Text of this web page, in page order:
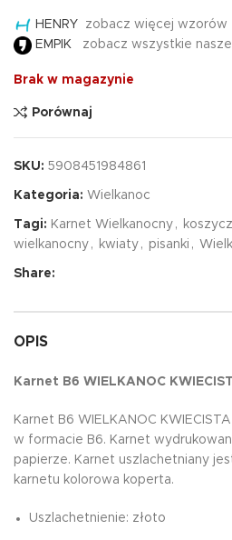
HENRY zobacz więcej wzorów
EMPIK zobacz wszystkie
Brak w magazynie
Porównaj
SKU: 5908451984861
Kategoria: Wielkanoc
Tagi: Karnet Wielkanocny ,
wielkanocny , kwiaty , pisanki ,
Share:
OPIS
Karnet B6 WIELKANOC
Karnet B6 WIELKANOC
w formacie B6. Karnet
papierze. Karnet uszlachetniany
karnetu kolorowa koperta.
Uszlachetnienie: złoto